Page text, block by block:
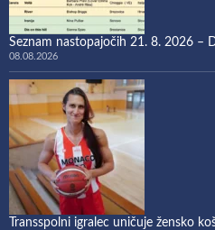
Seznam nastopajočih 21. 8. 2026 –
08.08.2026
Transspolni igralec uničuje žensko